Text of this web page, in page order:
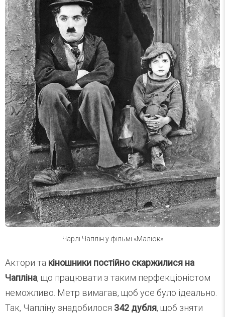
Чарлі Чаплін у фільмі «Малюк»
Актори та кіношники постійно скаржилися на
Чапліна, що працювати з таким перфекціоністом
неможливо. Метр вимагав, щоб усе було ідеально.
Так, Чапліну знадобилося 342 дубля, щоб зняти